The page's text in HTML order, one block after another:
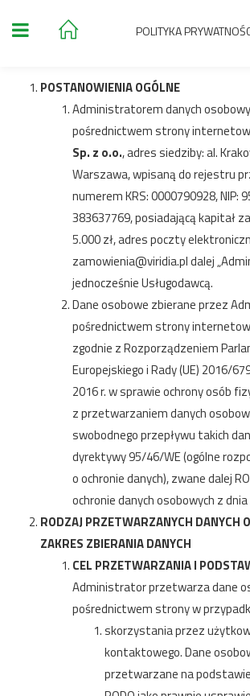
POLITYKA
POSTANOWIENIA OGÓLNE
Administratorem danych
pośrednictwem strony
Sp. z o.o., adres siedziby: al.
Warszawa, wpisaną do rejestru
numerem KRS: 0000790928, NIP:
383637769, posiadającą kapitał
5.000 zł, adres poczty
zamowienia@viridia.pldalej
jednocześnie Usługodawcą.
Dane osobowe zbierane przez
pośrednictwem strony
zgodnie z Rozporządzeniem
Europejskiego i Rady (UE) 2016/
2016 r. w sprawie ochrony osób
z przetwarzaniem danych
swobodnego przepływu takich
dyrektywy 95/46/WE (ogólne
o ochronie danych), zwane dalej
ochronie danych osobowych z
RODZAJ PRZETWARZANYCH DANYCH
ZAKRES ZBIERANIA DANYCH
CEL PRZETWARZANIA I
Administrator przetwarza dane
pośrednictwem strony w
skorzystania przez
kontaktowego. Dane
przetwarzane na